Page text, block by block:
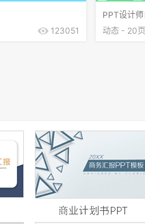
123051
PPT设计
动态 - 20页